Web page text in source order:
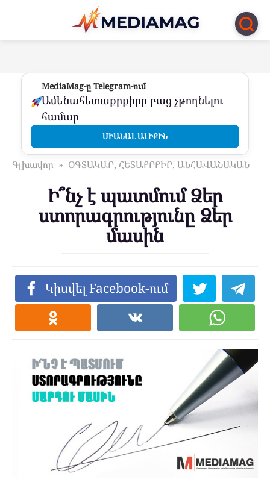
Перейти
контенту
MediaMag-ը Telegram-ում
Ամենահետաքրքիրը բաց չթողնելու
համար
ՄԻԱՆԱԼ ԱԼԻՔԻՆ
Գլխավոր » ՕԳՏԱԿԱՐ, ՀԵՏԱՔՐՔԻՐ, ԱՆՀԱՎԱՆԱԿԱՆ
Ի՞նչ է պատմում Ձեր
ստորագրությունը Ձեր
մասին
Կիսվել Facebook-ում